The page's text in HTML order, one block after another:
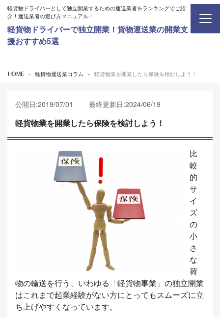
内容をスキップ
軽貨物ドライバーとして独立開業するための運送業者をランキングでご紹
介！運送業者の選び方マニュアル！
軽貨物ドライバーで独立開業！貨物運送業の開業支
援おすすめ5選
HOME 軽貨物運送業コラム 軽貨物業を開業したら保険を検討しよう！
公開日:2019/07/01 最終更新日:2024/06/19
軽貨物業を開業したら保険を検討しよう！
比
較
的
サ
イ
ズ
の
小
さ
な
荷
物の輸送を行う、いわゆる「軽貨物事業」の独立開業
はこれまで起業経験がない方にとってもスムーズに立
ち上げやすくなっています。